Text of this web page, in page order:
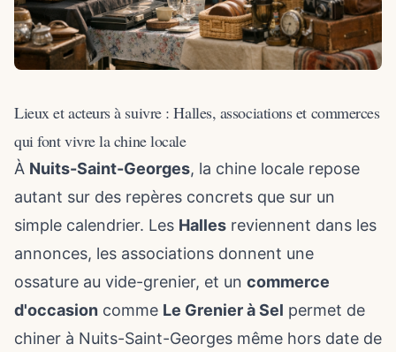
Lieux et acteurs à suivre : Halles, associations et commerces
qui font vivre la chine locale
À Nuits-Saint-Georges, la chine locale repose
autant sur des repères concrets que sur un
simple calendrier. Les Halles reviennent dans les
annonces, les associations donnent une
ossature au vide-grenier, et un commerce
d'occasion comme Le Grenier à Sel permet de
chiner à Nuits-Saint-Georges même hors date de